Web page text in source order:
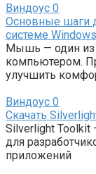
Виндоус 0
Основные шаги
системе
Мышь — один из
компьютером.
улучшить
Виндоус 0
Скачать
Silverlight Toolkit
для
приложений